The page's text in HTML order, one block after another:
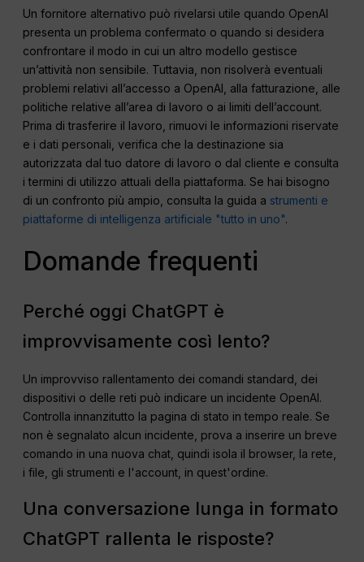
Un fornitore alternativo può rivelarsi utile quando OpenAI
presenta un problema confermato o quando si desidera
confrontare il modo in cui un altro modello gestisce
un’attività non sensibile. Tuttavia, non risolverà eventuali
problemi relativi all’accesso a OpenAI, alla fatturazione, alle
politiche relative all’area di lavoro o ai limiti dell’account.
Prima di trasferire il lavoro, rimuovi le informazioni riservate
e i dati personali, verifica che la destinazione sia
autorizzata dal tuo datore di lavoro o dal cliente e consulta
i termini di utilizzo attuali della piattaforma. Se hai bisogno
di un confronto più ampio, consulta la guida a strumenti e
piattaforme di intelligenza artificiale "tutto in uno".
Domande frequenti
Perché oggi ChatGPT è
improvvisamente così lento?
Un improvviso rallentamento dei comandi standard, dei
dispositivi o delle reti può indicare un incidente OpenAI.
Controlla innanzitutto la pagina di stato in tempo reale. Se
non è segnalato alcun incidente, prova a inserire un breve
comando in una nuova chat, quindi isola il browser, la rete,
i file, gli strumenti e l'account, in quest'ordine.
Una conversazione lunga in formato
ChatGPT rallenta le risposte?